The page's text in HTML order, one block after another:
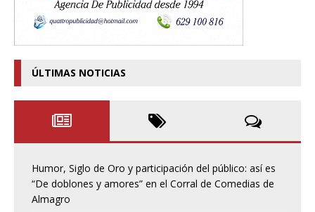
ÚLTIMAS NOTICIAS
Humor, Siglo de Oro y participación del público: así es
“De doblones y amores” en el Corral de Comedias de
Almagro